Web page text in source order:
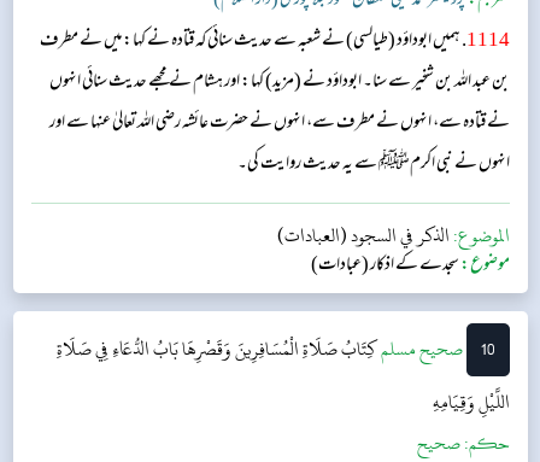
1114 . ہمیں ابوداؤد (طیالسی) نے شعبہ سے حدیث سنائی کہ قتادہ نے کہا: میں نے مطرف
بن عبد اللہ بن شخیر سے سنا۔ ابوداؤد نے (مزید) کہا: اور ہشام نے مجھے حدیث سنائی انہوں
نے قتادہ سے، انہوں نے مطرف سے، انہوں نے حضرت عائشہ‬ رضی اللہ تعالیٰ عنہا س‬ے اور
انہوں نے نبی اکرمﷺ سے یہ حدیث روایت کی۔
الموضوع:الذكر في السجود (العبادات)
موضوع:سجدے کے اذکار (عبادات)
10 ‌صحيح مسلمكِتَابُ صَلَاةِ الْمُسَافِرِينَ وَقَصْرِهَابَابُ الدُّعَاءِ فِي صَلَاةِ
اللَّيْلِ وَقِيَامِهِ
حکم:صحیح